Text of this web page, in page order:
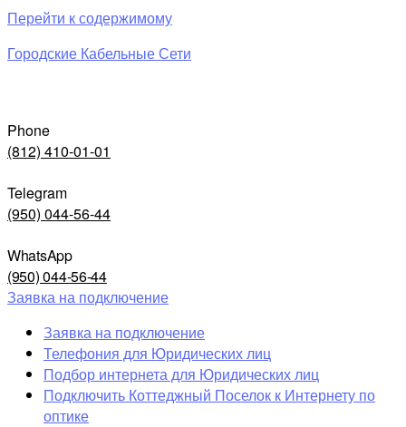
Перейти к содержимому
Городские Кабельные Сети
Phone
(812) 410-01-01
Telegram
(950) 044-56-44
WhatsApp
(950) 044-56-44
Заявка на подключение
Заявка на подключение
Телефония для Юридических лиц
Подбор интернета для Юридических лиц
Подключить Коттеджный Поселок к Интернету по
оптике